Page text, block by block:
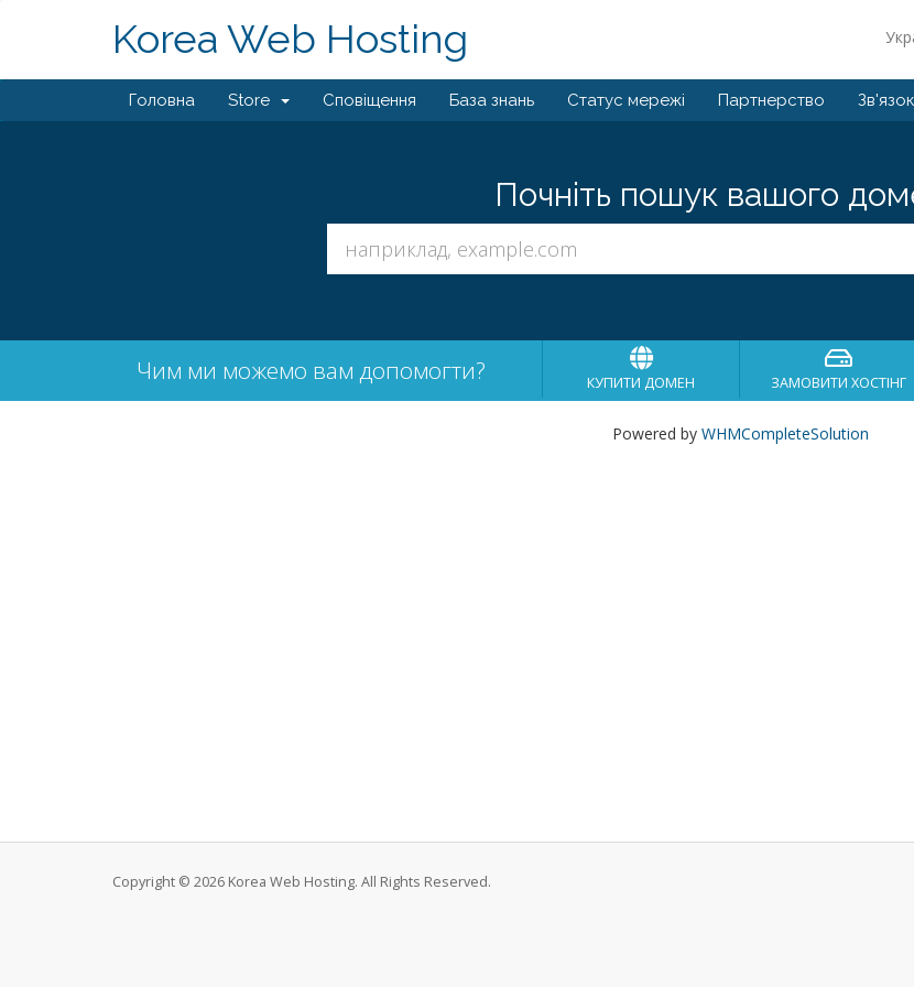
Korea Web Hosting
Головна Store Сповіщення База знань Статус мережі Партнерство
Почніть пошук вашого
Чим ми можемо вам допомогти? КУПИТИ ДОМЕН ЗАМОВИТИ ХОСТІНГ
Powered by WHMCompleteSolution
Copyright © 2026 Korea Web Hosting. All Rights Reserved.